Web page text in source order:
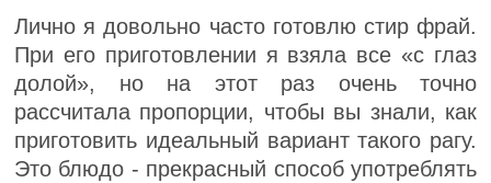
Лично я довольно часто готовлю стир фрай.
При его приготовлении я взяла все «с глаз
долой», но на этот раз очень точно
рассчитала пропорции, чтобы вы знали, как
приготовить идеальный вариант такого рагу.
Это блюдо - прекрасный способ употреблять